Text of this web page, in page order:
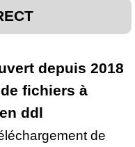
depuis 2018
fichiers à
ddl
de